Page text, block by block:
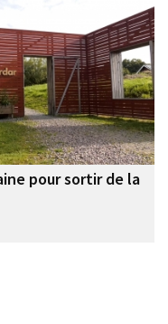
pour sortir de la